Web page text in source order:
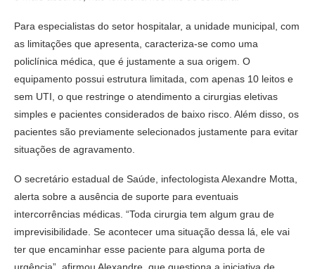
Para especialistas do setor hospitalar, a unidade municipal, com
as limitações que apresenta, caracteriza-se como uma
policlínica médica, que é justamente a sua origem. O
equipamento possui estrutura limitada, com apenas 10 leitos e
sem UTI, o que restringe o atendimento a cirurgias eletivas
simples e pacientes considerados de baixo risco. Além disso, os
pacientes são previamente selecionados justamente para evitar
situações de agravamento.
O secretário estadual de Saúde, infectologista Alexandre Motta,
alerta sobre a ausência de suporte para eventuais
intercorrências médicas. “Toda cirurgia tem algum grau de
imprevisibilidade. Se acontecer uma situação dessa lá, ele vai
ter que encaminhar esse paciente para alguma porta de